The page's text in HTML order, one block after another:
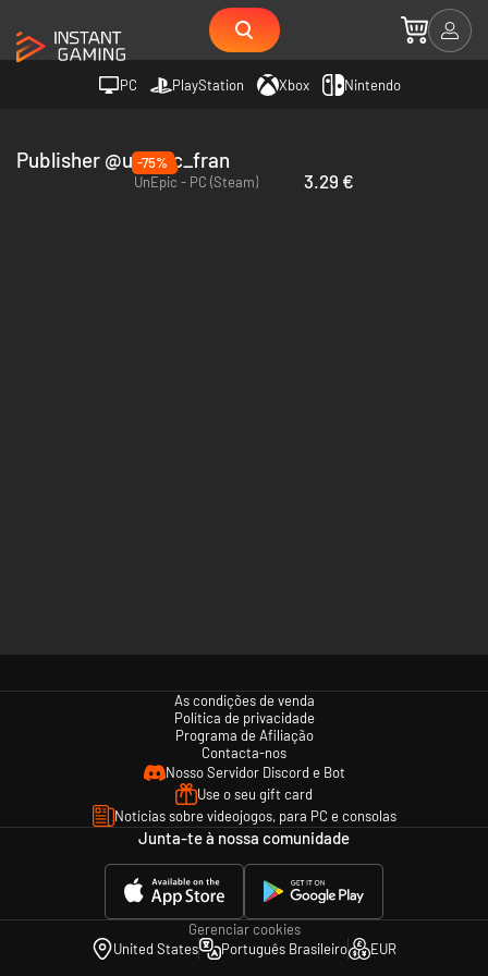
PC PlayStation Xbox Nintendo
Publisher @unepic_fran
-75%
UnEpic - PC (Steam)
3.29 €
As condições de venda
Política de privacidade
Programa de Afiliação
Contacta-nos
Nosso Servidor Discord e Bot
Use o seu gift card
Notícias sobre videojogos, para PC e consolas
Junta-te à nossa comunidade
Gerenciar cookies
United States
Português Brasileiro EUR